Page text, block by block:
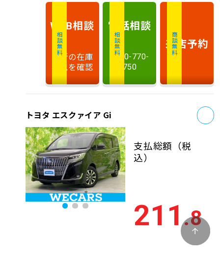
相談無料
WEB相談
最新の在庫
状況を確認
相談無料
電話相談
0120-770-
750
商談無料
来店予約
トヨタ エスクァイア Gi
支払総額 （税
込）
211.8